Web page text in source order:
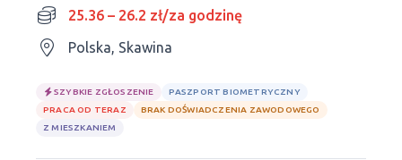
25.36 – 26.2 zł/za godzinę
Polska, Skawina
SZYBKIE ZGŁOSZENIE
PASZPORT BIOMETRYCZNY
PRACA OD TERAZ
BRAK DOŚWIADCZENIA ZAWODOWEGO
Z MIESZKANIEM